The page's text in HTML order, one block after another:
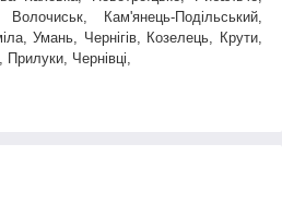
Кам'янець-Подільський,
Умань, Чернігів, Козелець, Крути,
Чернівці,